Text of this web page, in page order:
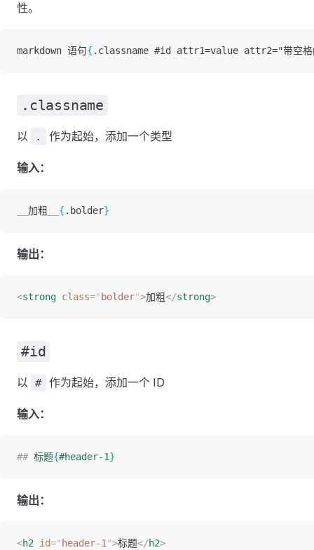
性。
markdown 语句{ .classname #id attr1=value attr2="带空格
.classname
以 . 作为起始，添加一个类型
输入：
加粗 { .bolder}
输出：
<strong class=" bolder">加粗</strong>
#id
以 # 作为起始，添加一个 ID
输入：
## 标题{#header-1}
输出：
<h2 id=" header-1 ">标题</h2>